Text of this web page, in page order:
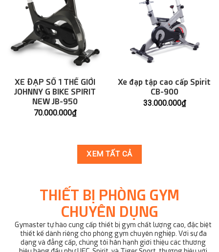
XE ĐẠP SỐ 1 THẾ GIỚI
JOHNNY G BIKE SPIRIT
NEW JB-950
70.000.000₫
Xe đạp tập cao cấp Spirit
CB-900
33.000.000₫
XEM TẤT CẢ
THIẾT BỊ PHÒNG GYM
CHUYÊN DỤNG
Gymaster tự hào cung cấp thiết bị gym chất lượng cao, đặc biệt
thiết kế dành riêng cho phòng gym chuyên nghiệp. Với sự đa
dạng và đẳng cấp, chúng tôi hân hạnh giới thiệu các thương